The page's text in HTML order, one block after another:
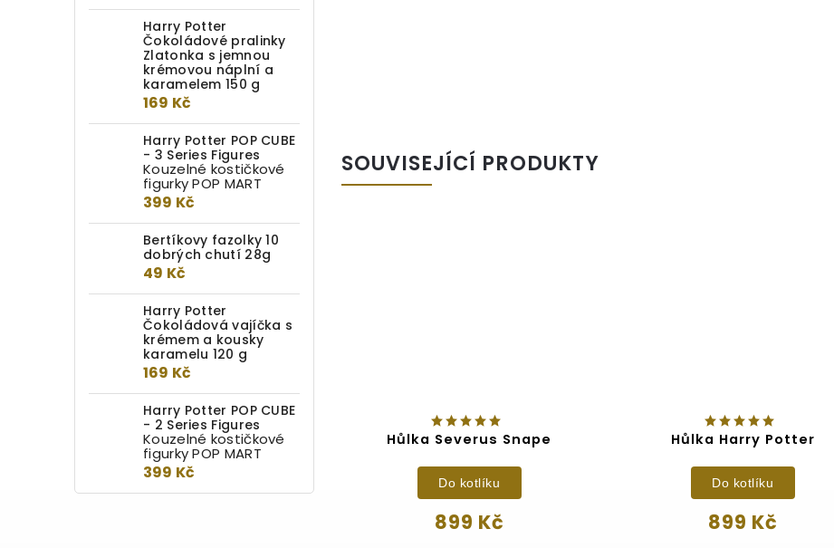
Harry Potter
Čokoládové pralinky
Zlatonka s jemnou
krémovou náplní a
karamelem 150 g
169 Kč
Harry Potter POP CUBE
- 3 Series Figures
Kouzelné kostičkové
figurky POP MART
399 Kč
Bertíkovy fazolky 10
dobrých chutí 28g
49 Kč
Harry Potter
Čokoládová vajíčka s
krémem a kousky
karamelu 120 g
169 Kč
Harry Potter POP CUBE
- 2 Series Figures
Kouzelné kostičkové
figurky POP MART
399 Kč
SOUVISEJÍCÍ PRODUKTY
Hůlka Mundungus Fletcher Hůlka Severus Snape
899 Kč
Do kotlíku
Hůlka Harry Potter
899 Kč
Do kotlíku